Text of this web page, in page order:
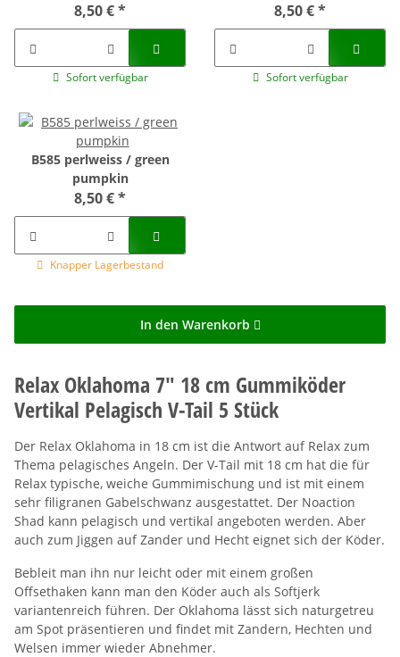
8,50 €*
Sofort verfügbar
8,50 €*
Sofort verfügbar
B585 perlweiss / green
pumpkin
8,50 €*
Knapper Lagerbestand
In den Warenkorb
Relax Oklahoma 7" 18 cm Gummiköder
Vertikal Pelagisch V-Tail 5 Stück
Der Relax Oklahoma in 18 cm ist die Antwort auf Relax zum
Thema pelagisches Angeln. Der V-Tail mit 18 cm hat die für
Relax typische, weiche Gummimischung und ist mit einem
sehr filigranen Gabelschwanz ausgestattet. Der Noaction
Shad kann pelagisch und vertikal angeboten werden. Aber
auch zum Jiggen auf Zander und Hecht eignet sich der Köder.
Bebleit man ihn nur leicht oder mit einem großen
Offsethaken kann man den Köder auch als Softjerk
variantenreich führen. Der Oklahoma lässt sich naturgetreu
am Spot präsentieren und findet mit Zandern, Hechten und
Welsen immer wieder Abnehmer.